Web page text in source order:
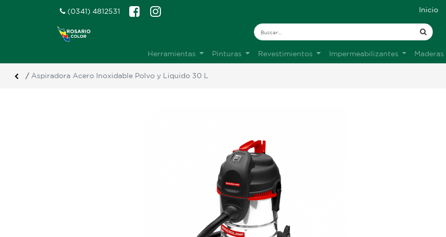
(0341) 4812531 Inicio
Herramientas Pinturas Revestimientos Impermeabilizantes Maderas
/ Aspiradora Acero Inoxidable Polvo y Liquido 30 L